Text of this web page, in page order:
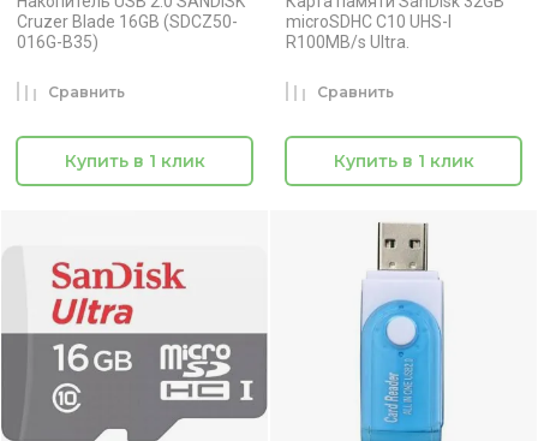
Cruzer Blade 16GB (SDCZ50-
016G-B35)
Сравнить
Купить в 1 клик
microSDHC C10 UHS-I
R100MB/s Ultra.
Сравнить
Купить в 1 клик